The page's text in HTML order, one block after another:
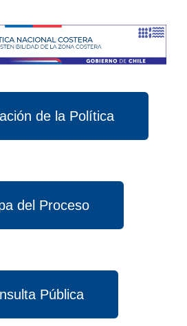
de la Política
del Proceso
Pública